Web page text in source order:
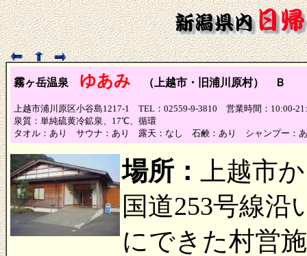
霧ヶ岳温泉 ゆあみ （上越市・旧浦川原村） Ｂ
上越市浦川原区小谷島1217-1 TEL：02559-9-3810 営業時間：10:00-
泉質：単純硫黄冷鉱泉、17℃、循環
タオル：あり サウナ：あり 露天：なし 石鹸：あり シャンプー：
場所：
上越市
国道253号線
にできた村営